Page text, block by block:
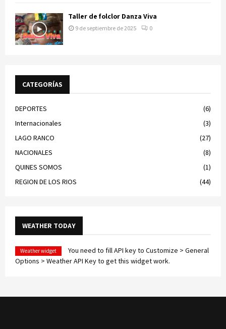
Taller de folclor Danza Viva
9 de septiembre de 2025 0
CATEGORÍAS
DEPORTES
(6)
Internacionales
(3)
LAGO RANCO
(27)
NACIONALES
(8)
QUINES SOMOS
(1)
REGION DE LOS RIOS
(44)
WEATHER TODAY
Weather widget
You need to fill API key to Customize > General
Options > Weather API Key to get this widget work.